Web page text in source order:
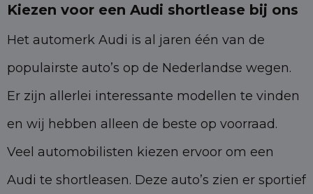
Kiezen voor een Audi shortlease bij ons
Het automerk Audi is al jaren één van de
populairste auto’s op de Nederlandse wegen.
Er zijn allerlei interessante modellen te vinden
en wij hebben alleen de beste op voorraad.
Veel automobilisten kiezen ervoor om een
Audi te shortleasen. Deze auto’s zien er sportief